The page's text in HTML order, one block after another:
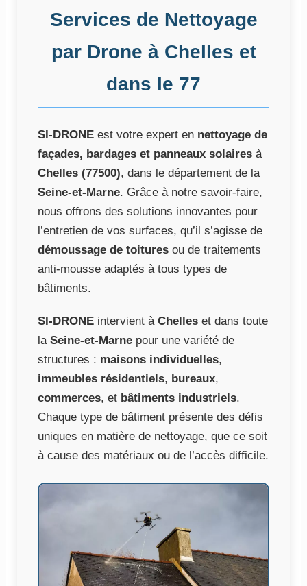
Services de Nettoyage
par Drone à Chelles et
dans le 77
SI-DRONEest votre expert en nettoyage de
façades, bardages et panneaux solairesà
Chelles (77500), dans le département de la
Seine-et-Marne. Grâce à notre savoir-faire,
nous offrons des solutions innovantes pour
l’entretien de vos surfaces, qu’il s’agisse de
démoussage de toituresou de traitements
anti-mousse adaptés à tous types de
bâtiments.
SI-DRONEintervient à Chelleset dans toute
la Seine-et-Marnepour une variété de
structures : maisons individuelles,
immeubles résidentiels, bureaux,
commerces, et bâtiments industriels.
Chaque type de bâtiment présente des défis
uniques en matière de nettoyage, que ce soit
à cause des matériaux ou de l’accès difficile.